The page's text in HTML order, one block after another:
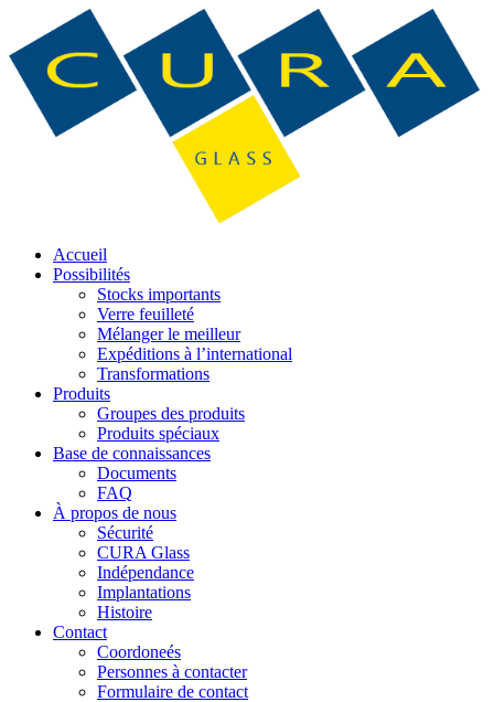
Accueil
Possibilités
Stocks importants
Verre feuilleté
Mélanger le meilleur
Expéditions à l’international
Transformations
Produits
Groupes des produits
Produits spéciaux
Base de connaissances
Documents
FAQ
À propos de nous
Sécurité
CURA Glass
Indépendance
Implantations
Histoire
Contact
Coordoneés
Personnes à contacter
Formulaire de contact